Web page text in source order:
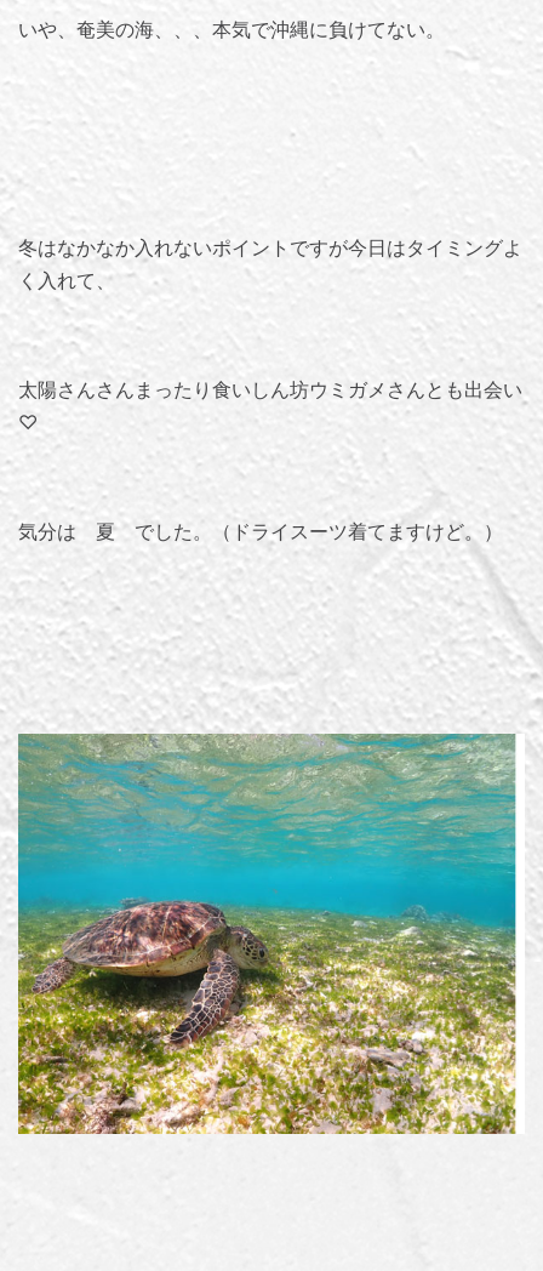
いや、奄美の海、、、本気で沖縄に負けてない。
冬はなかなか入れないポイントですが今日はタイミングよ
く入れて、
太陽さんさんまったり食いしん坊ウミガメさんとも出会い
♡
気分は 夏 でした。（ドライスーツ着てますけど。）